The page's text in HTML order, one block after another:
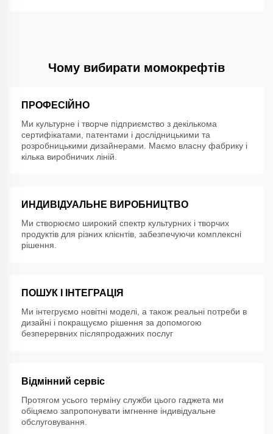
Чому вибирати момокрефтів
ПРОФЕСІЙНО
Ми культурне і творче підприємство з декількома
сертифікатами, патентами і дослідницькими та
розробницькими дизайнерами. Маємо власну фабрику і
кілька виробничих ліній.
ИНДИВІДУАЛЬНЕ ВИРОБНИЦТВО
Ми створюємо широкий спектр культурних і творчих
продуктів для різних клієнтів, забезпечуючи комплексні
рішення.
ПОШУК І ІНТЕГРАЦІЯ
Ми інтегруємо новітні моделі, а також реальні потреби в
дизайні і покращуємо рішення за допомогою
безперервних післяпродажних послуг
Відмінний сервіс
Протягом усього терміну служби цього гаджета ми
обіцяємо запропонувати імгненне індивідуальне
обслуговування.